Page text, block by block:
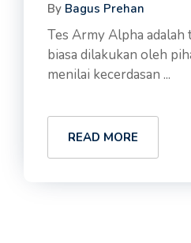
By Bagus Prehan
Tes Army Alpha
biasa dilakukan oleh
menilai kecerdasan ...
READ MORE